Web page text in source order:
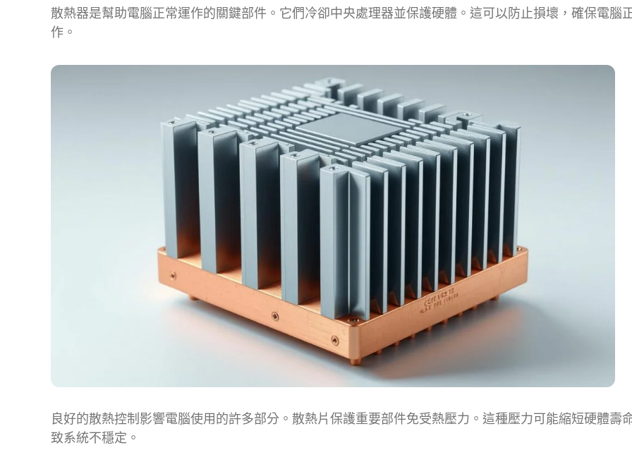
散熱器是幫助電腦正常運作的關鍵部件。它們冷卻中央處理器並保護硬體。這可以防止損壞，確保電腦
作。
良好的散熱控制影響電腦使用的許多部分。散熱片保護重要部件免受熱壓力。這種壓力可能縮短硬體壽
致系統不穩定。